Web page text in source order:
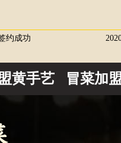
约成功
黄手艺 冒菜加